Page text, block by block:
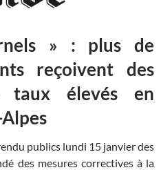
» : plus de
reçoivent des
taux élevés en
publics lundi 15 janvier des
des mesures correctives à la